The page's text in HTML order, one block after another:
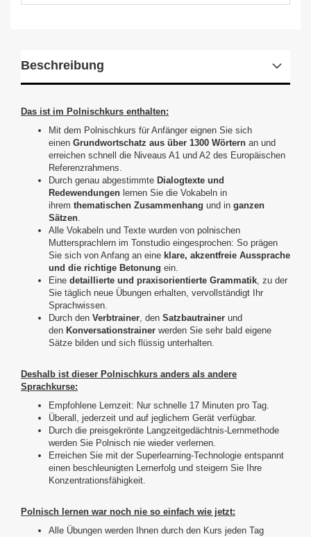
Beschreibung
Das ist im Polnischkurs enthalten:
Mit dem Polnischkurs für Anfänger eignen Sie sich
einen Grundwortschatz aus über 1300 Wörtern an und
erreichen schnell die Niveaus A1 und A2 des Europäischen
Referenzrahmens.
Durch genau abgestimmte Dialogtexte und
Redewendungen lernen Sie die Vokabeln in
ihrem thematischen Zusammenhang und in ganzen
Sätzen.
Alle Vokabeln und Texte wurden von polnischen
Muttersprachlern im Tonstudio eingesprochen: So prägen
Sie sich von Anfang an eine klare, akzentfreie Aussprache
und die richtige Betonung ein.
Eine detaillierte und praxisorientierte Grammatik, zu der
Sie täglich neue Übungen erhalten, vervollständigt Ihr
Sprachwissen.
Durch den Verbtrainer, den Satzbautrainer und
den Konversations­trainer werden Sie sehr bald eigene
Sätze bilden und sich flüssig unterhalten.
Deshalb ist dieser Polnischkurs anders als andere
Sprachkurse:
Empfohlene Lernzeit: Nur schnelle 17 Minuten pro Tag.
Überall, jederzeit und auf jeglichem Gerät verfügbar.
Durch die preisgekrönte Langzeit­gedächtnis-Lernmethode
werden Sie Polnisch nie wieder verlernen.
Erreichen Sie mit der Superlearning-Technologie entspannt
einen beschleunigten Lernerfolg und steigern Sie Ihre
Konzentrationsfähigkeit.
Polnisch lernen war noch nie so einfach wie jetzt:
Alle Übungen werden Ihnen durch den Kurs jeden Tag